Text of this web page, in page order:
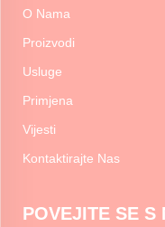
O Nama
Proizvodi
Usluge
Primjena
Vijesti
Kontaktirajte Nas
POVEJITE SE S